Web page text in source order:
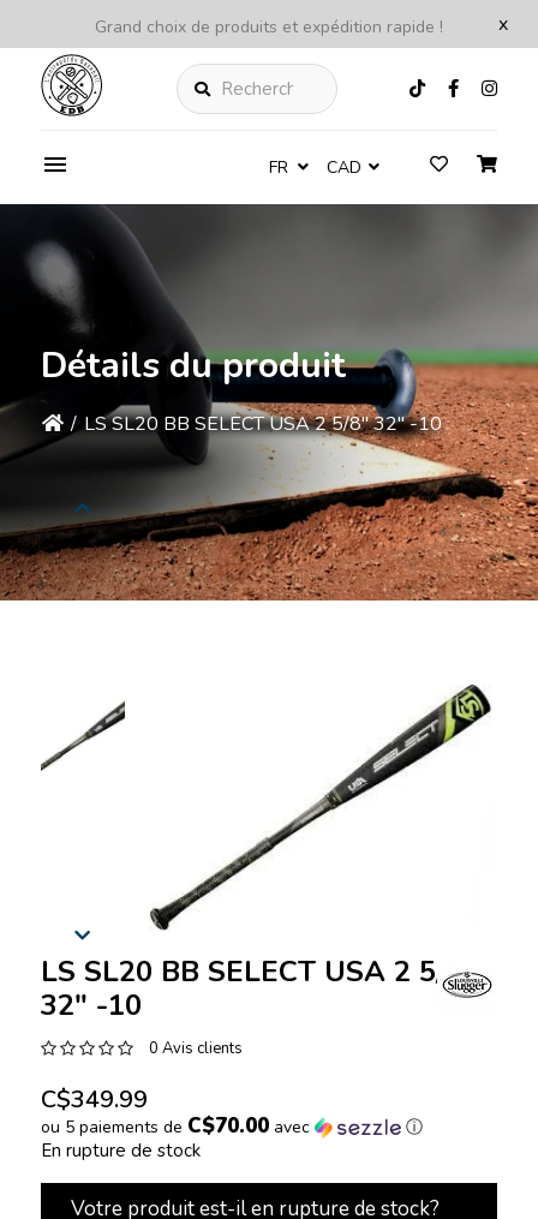
x
Grand choix de produits et expédition rapide !
Rechercher
FR CAD
Détails du produit
/ LS SL20 BB SELECT USA 2 5/8" 32" -10
LS SL20 BB SELECT USA 2 5/8"
32" -10
0 Avis clients
C$349.99
ou 5 paiements de C$70.00avec ⓘ
En rupture de stock
Votre produit est-il en rupture de stock?